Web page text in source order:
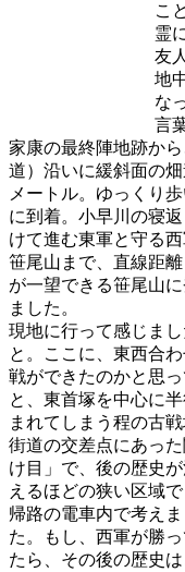
こ
霊
友
地
な
言
家康の最終陣地跡か
道）沿いに緩斜面の
メートル。ゆっくり
に到着。小早川の寝
けて進む東軍と守る
笹尾山まで、直線距
が一望できる笹尾山
ました。
現地に行って感じま
と。ここに、東西合
戦ができたのかと思
と、東首塚を中心に
まれてしまう程の古
街道の交差点にあっ
け目」で、後の歴史
えるほどの狭い区域で
帰路の電車内で考えま
た。もし、西軍が勝
たら、その後の歴史は